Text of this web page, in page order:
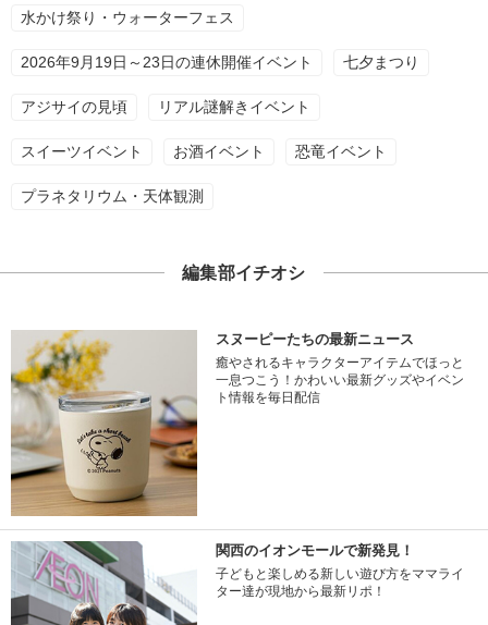
水かけ祭り・ウォーターフェス
2026年9月19日～23日の連休開催イベント 七夕まつり
アジサイの見頃 リアル謎解きイベント
スイーツイベント お酒イベント 恐竜イベント
プラネタリウム・天体観測
編集部イチオシ
スヌーピーたちの最新ニュース
癒やされるキャラクターアイテムでほっと
一息つこう！かわいい最新グッズやイベン
ト情報を毎日配信
関西のイオンモールで新発見！
子どもと楽しめる新しい遊び方をママライ
ター達が現地から最新リポ！